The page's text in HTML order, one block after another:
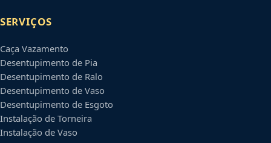
SERVIÇOS
Caça Vazamento
Desentupimento de Pia
Desentupimento de Ralo
Desentupimento de Vaso
Desentupimento de Esgoto
Instalação de Torneira
Instalação de Vaso